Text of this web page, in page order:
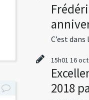
C’est
15h01 16
2018